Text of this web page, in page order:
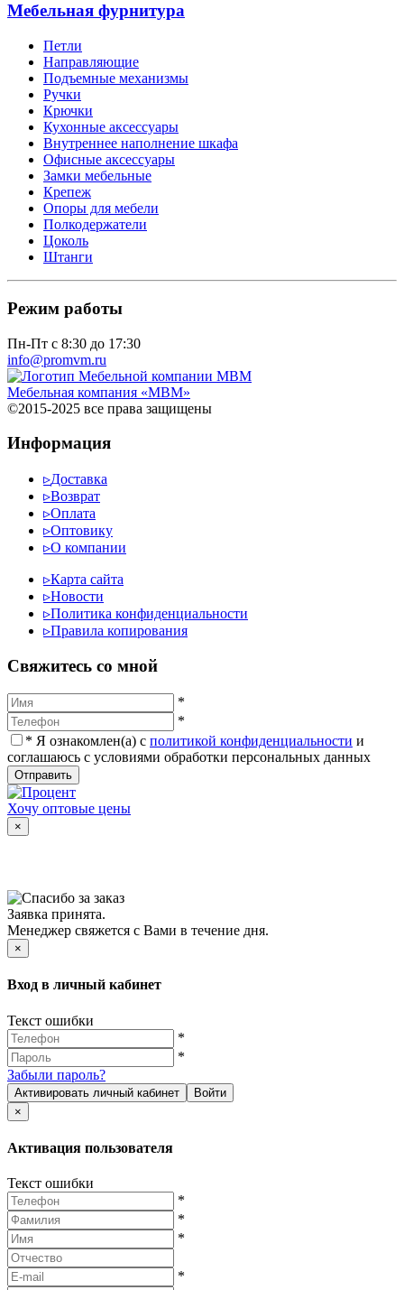
Мебельная фурнитура
Петли
Направляющие
Подъемные механизмы
Ручки
Крючки
Кухонные аксессуары
Внутреннее наполнение шкафа
Офисные аксессуары
Замки мебельные
Крепеж
Опоры для мебели
Полкодержатели
Цоколь
Штанги
Режим работы
Пн-Пт с 8:30 до 17:30
info@promvm.ru
Мебельная компания «МВМ»
©2015-2025 все права защищены
Информация
▹Доставка
▹Возврат
▹Оплата
▹Оптовику
▹О компании
▹Карта сайта
▹Новости
▹Политика конфиденциальности
▹Правила копирования
Cвяжитесь со мной
*
*
* Я ознакомлен(а) с политикой конфиденциальности и
соглашаюсь с условиями обработки персональных данных
Отправить
Хочу оптовые цены
×
Заявка принята.
Менеджер свяжется с Вами в течение дня.
×
Вход в личный кабинет
Текст ошибки
*
*
Забыли пароль?
Активировать личный кабинет
Войти
×
Активация пользователя
Текст ошибки
*
*
*
*